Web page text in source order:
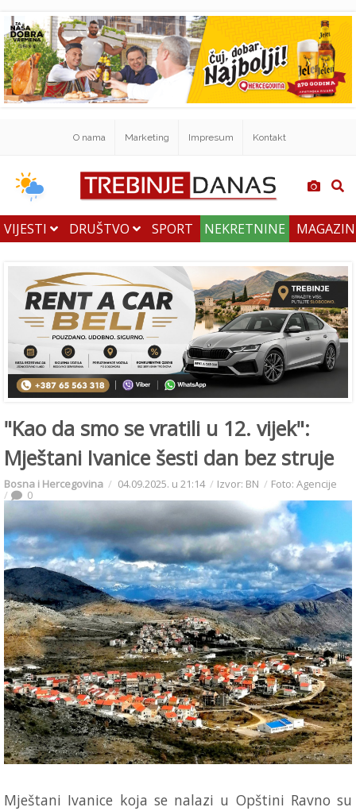
O nama Marketing Impresum Kontakt
VIJESTI DRUŠTVO SPORT NEKRETNINE
"Kao da smo se vratili u 12. vijek":
Mještani Ivanice šesti dan bez struje
Bosna i Hercegovina 04.09.2025. u 21:14 Izvor: BN Foto: Agencije
0
Mještani Ivanice koja se nalazi u Opštini Ravno su